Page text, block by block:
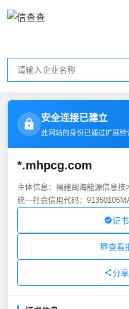
安全连接已建立
此网站的身份已通过扩展验
*.mhpcg.com
主体信息：福建闽海能源信息技
统一社会信用代码：
证
查看
分